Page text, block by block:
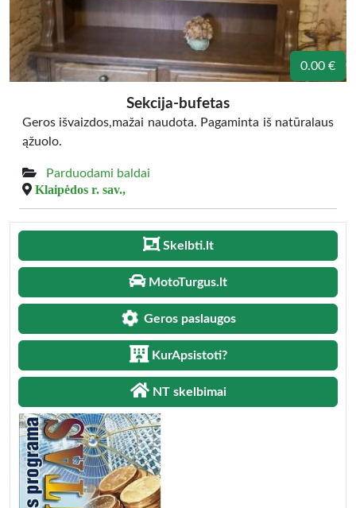
0.00 €
Sekcija-bufetas
Geros išvaizdos,mažai naudota. Pagaminta iš natūralaus
ąžuolo.
Parduodami baldai
Klaipėdos r. sav.,
Skelbti.lt
MotoTurgus.lt
Geros paslaugos
KurApsistoti?
NT skelbimai